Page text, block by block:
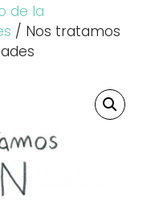
de la
/ Nos tratamos